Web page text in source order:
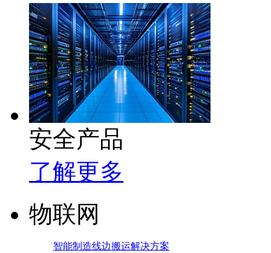
安全产品
了解更多
物联网
智能制造线边搬运解决方案